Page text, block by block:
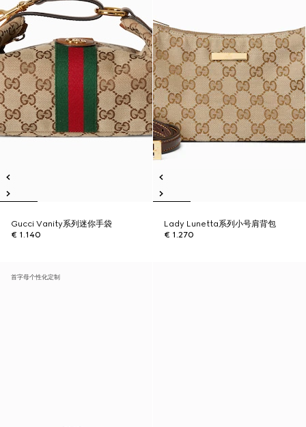
Gucci Vanity系列迷你手袋
€ 1.140
Lady Lunetta系列小号肩背包
€ 1.270
首字母个性化定制